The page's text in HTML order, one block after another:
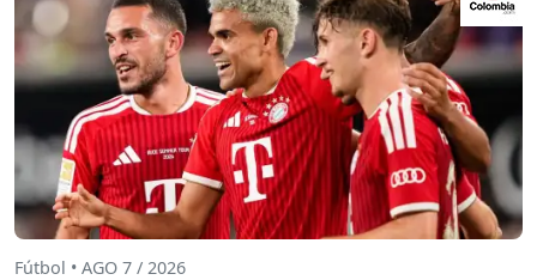
Fútbol • AGO 7 / 2026